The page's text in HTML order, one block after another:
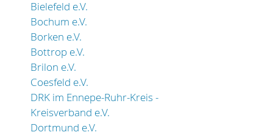
Bielefeld e.V.
Bochum e.V.
Borken e.V.
Bottrop e.V.
Brilon e.V.
Coesfeld e.V.
DRK im Ennepe-Ruhr-Kreis -
Kreisverband e.V.
Dortmund e.V.